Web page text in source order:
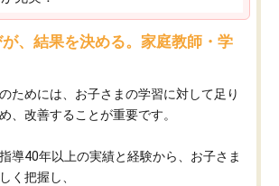
、結果を決める。家庭教師・学
ためには、お子さまの学習に対して足り
、改善することが重要です。
導40年以上の実績と経験から、お子さま
く把握し、